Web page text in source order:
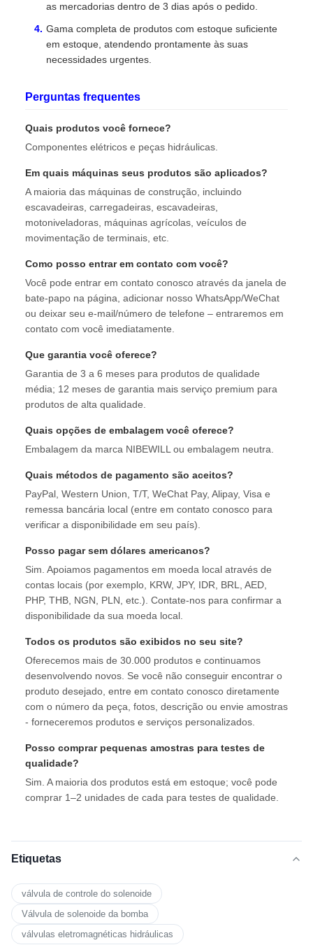
as mercadorias dentro de 3 dias após o pedido.
Gama completa de produtos com estoque suficiente
em estoque, atendendo prontamente às suas
necessidades urgentes.
Perguntas frequentes
Quais produtos você fornece?
Componentes elétricos e peças hidráulicas.
Em quais máquinas seus produtos são aplicados?
A maioria das máquinas de construção, incluindo
escavadeiras, carregadeiras, escavadeiras,
motoniveladoras, máquinas agrícolas, veículos de
movimentação de terminais, etc.
Como posso entrar em contato com você?
Você pode entrar em contato conosco através da janela de
bate-papo na página, adicionar nosso WhatsApp/WeChat
ou deixar seu e-mail/número de telefone – entraremos em
contato com você imediatamente.
Que garantia você oferece?
Garantia de 3 a 6 meses para produtos de qualidade
média; 12 meses de garantia mais serviço premium para
produtos de alta qualidade.
Quais opções de embalagem você oferece?
Embalagem da marca NIBEWILL ou embalagem neutra.
Quais métodos de pagamento são aceitos?
PayPal, Western Union, T/T, WeChat Pay, Alipay, Visa e
remessa bancária local (entre em contato conosco para
verificar a disponibilidade em seu país).
Posso pagar sem dólares americanos?
Sim. Apoiamos pagamentos em moeda local através de
contas locais (por exemplo, KRW, JPY, IDR, BRL, AED,
PHP, THB, NGN, PLN, etc.). Contate-nos para confirmar a
disponibilidade da sua moeda local.
Todos os produtos são exibidos no seu site?
Oferecemos mais de 30.000 produtos e continuamos
desenvolvendo novos. Se você não conseguir encontrar o
produto desejado, entre em contato conosco diretamente
com o número da peça, fotos, descrição ou envie amostras
- forneceremos produtos e serviços personalizados.
Posso comprar pequenas amostras para testes de
qualidade?
Sim. A maioria dos produtos está em estoque; você pode
comprar 1–2 unidades de cada para testes de qualidade.
Etiquetas
válvula de controle do solenoide
Válvula de solenoide da bomba
válvulas eletromagnéticas hidráulicas